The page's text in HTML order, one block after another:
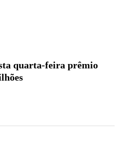
quarta-feira prêmio